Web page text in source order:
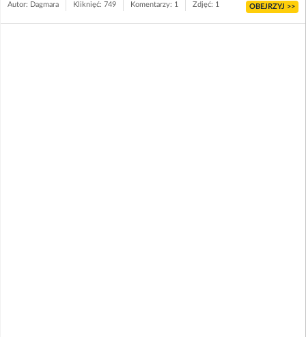
Autor: Dagmara Kliknięć: 749 Komentarzy: 1 Zdjęć: 1 OBEJRZYJ >>